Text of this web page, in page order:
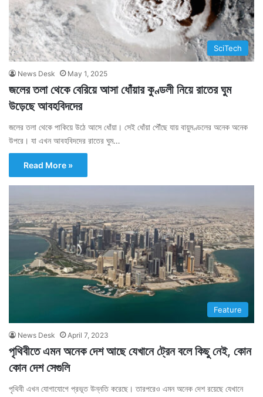
SciTech
News Desk May 1, 2025
জলের তলা থেকে বেরিয়ে আসা ধোঁয়ার কুণ্ডলী নিয়ে রাতের ঘুম
উড়েছে আবহবিদদের
জলের তলা থেকে পাকিয়ে উঠে আসে ধোঁয়া। সেই ধোঁয়া পৌঁছে যায় বায়ুমণ্ডলের অনেক অনেক
উপরে। যা এখন আবহবিদদের রাতের ঘুম…
Read More »
Feature
News Desk April 7, 2023
পৃথিবীতে এমন অনেক দেশ আছে যেখানে ট্রেন বলে কিছু নেই, কোন
কোন দেশ সেগুলি
পৃথিবী এখন যোগাযোগে প্রভূত উন্নতি করেছে। তারপরেও এমন অনেক দেশ রয়েছে যেখানে